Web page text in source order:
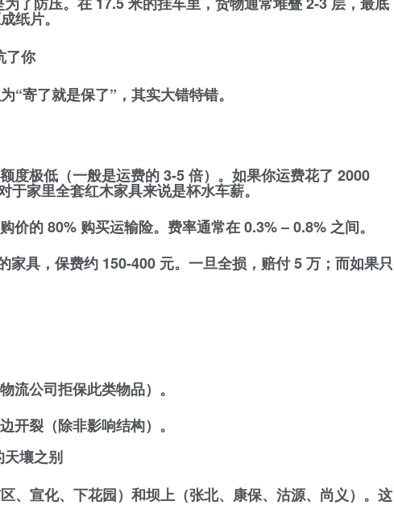
纸片。
了你
“寄了就是保了”，其实大错特错。
度极低（一般是运费的 3-5 倍）。如果你运费花了 2000
家里全套红木家具来说是杯水车薪。
价的 80% 购买运输险。费率通常在 0.3% – 0.8% 之间。
家具，保费约 150-400 元。一旦全损，赔付 5 万；而如果只
流公司拒保此类物品）。
开裂（除非影响结构）。
天壤之别
、宣化、下花园） 和坝上（张北、康保、沽源、尚义） 。这